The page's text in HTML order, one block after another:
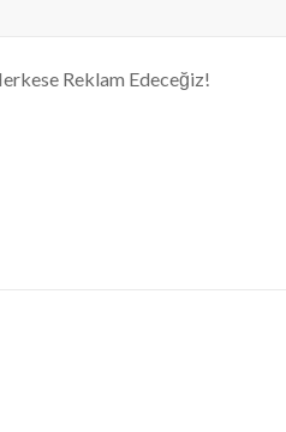
Reklam Edeceğiz!